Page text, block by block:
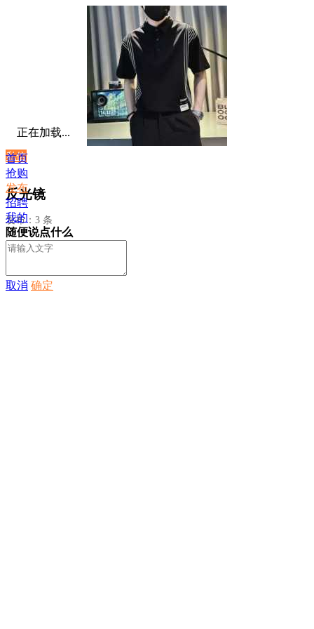
私信
反光镜
发布：3 条
正在加载...
首页
抢购
发布
招聘
我的
随便说点什么
取消 确定